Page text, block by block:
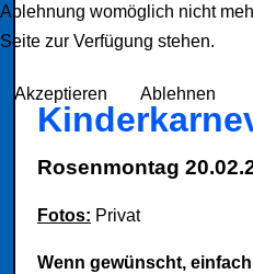
Rosenmontag
Fotos: Privat
Wenn gewünscht,
Ablehnung womöglich nicht
Seite zur Verfügung stehen.
Akzeptieren Ablehnen